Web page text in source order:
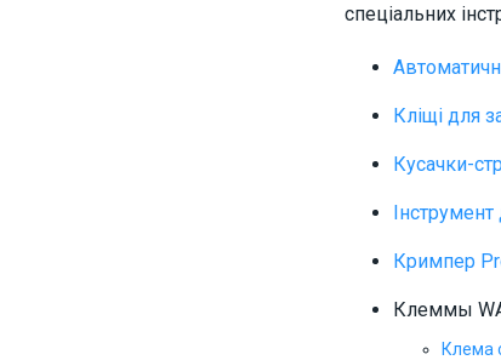
спеціальних
Кліщі для
Кусачки-
Кримпер
Клеммы
Клема